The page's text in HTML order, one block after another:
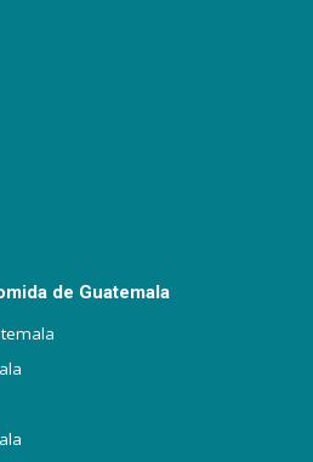
de Guatemala